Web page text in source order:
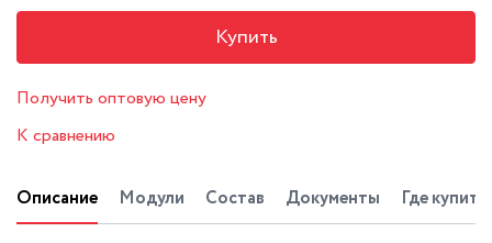
Купить
Получить оптовую цену
К сравнению
Описание Модули Состав Документы Где